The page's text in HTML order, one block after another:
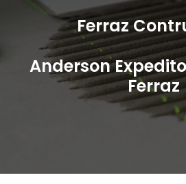
Ferraz
Anderson
Ferraz